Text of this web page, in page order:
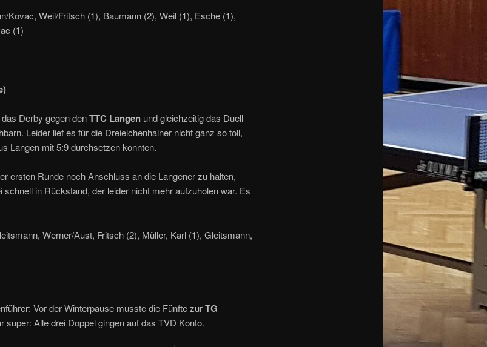
Kovac, Weil/Fritsch (1), Baumann (2), Weil (1), Esche (1),
(1)
Derby gegen denTTC Langenund gleichzeitig das Duell
Leider lief es für die Dreieichenhainer nicht ganz so toll,
Langen mit 5:9 durchsetzen konnten.
ersten Runde noch Anschluss an die Langener zu halten,
schnell in Rückstand, der leider nicht mehr aufzuholen war. Es
Werner/Aust, Fritsch (2), Müller, Karl (1), Gleitsmann,
Vor der Winterpause musste die Fünfte zurTG
super: Alle drei Doppel gingen auf das TVD Konto.